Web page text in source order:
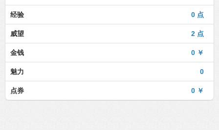
0 点
经验
2 点
威望
0 ￥
金钱
0
魅力
0 ￥
点券